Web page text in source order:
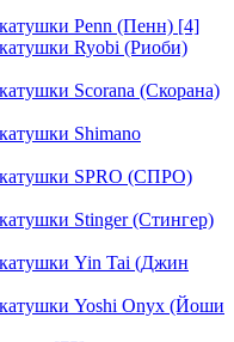
Penn (Пенн) [4]
Ryobi (Риоби)
Scorana (Скорана)
Shimano
SPRO (СПРО)
Stinger (Стингер)
Yin Tai (Джин
Yoshi Onyx (Йоши